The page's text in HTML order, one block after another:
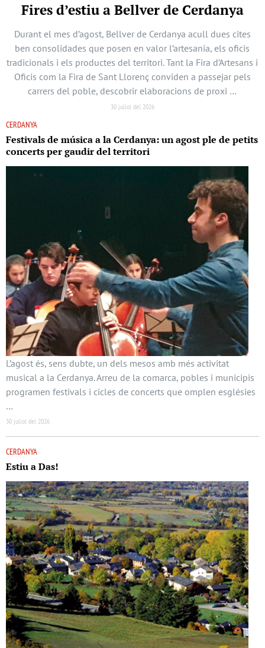
Fires d’estiu a Bellver de Cerdanya
Durant el mes d’agost, Bellver de Cerdanya acull dues cites
ben consolidades que posen en valor l’artesania, els oficis
tradicionals i els productes del territori. Tant la Fira d’Artesans i
Oficis com la Fira de Sant Llorenç conviden a passejar pels
carrers del poble, descobrir elaboracions de proxi …
30 juliol del 2026
CERDANYA
Festivals de música a la Cerdanya: un agost ple de petits
concerts per gaudir del territori
L’agost és, sens dubte, un dels mesos amb més activitat
musical a la Cerdanya. Arreu de la comarca, pobles i municipis
programen festivals i cicles de concerts que omplen esglésies
…
30 juliol del 2026
CERDANYA
Estiu a Das!